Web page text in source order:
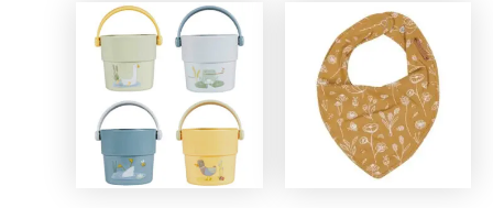
Oorspronkelijke
prijs
€16,95.
Huidige
prijs
is:
€13,39.
Oorspronkelijke
prijs
was:
€8,95.
Huidige
prijs
€7,07.